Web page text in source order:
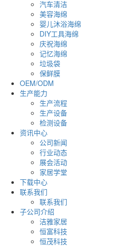
汽车清洁
美容海绵
婴儿沐浴海绵
DIY工具海绵
庆祝海绵
记忆海绵
垃圾袋
保鲜膜
OEM/ODM
生产能力
生产流程
生产设备
检测设备
资讯中心
公司新闻
行业动态
展会活动
家居学堂
下载中心
联系我们
联系我们
子公司介绍
洁雅家居
恒富科技
恒茂科技